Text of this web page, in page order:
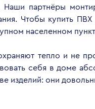
партнёры
Чтобы купить
населенном
тепло и не
себя в доме
изделий: они